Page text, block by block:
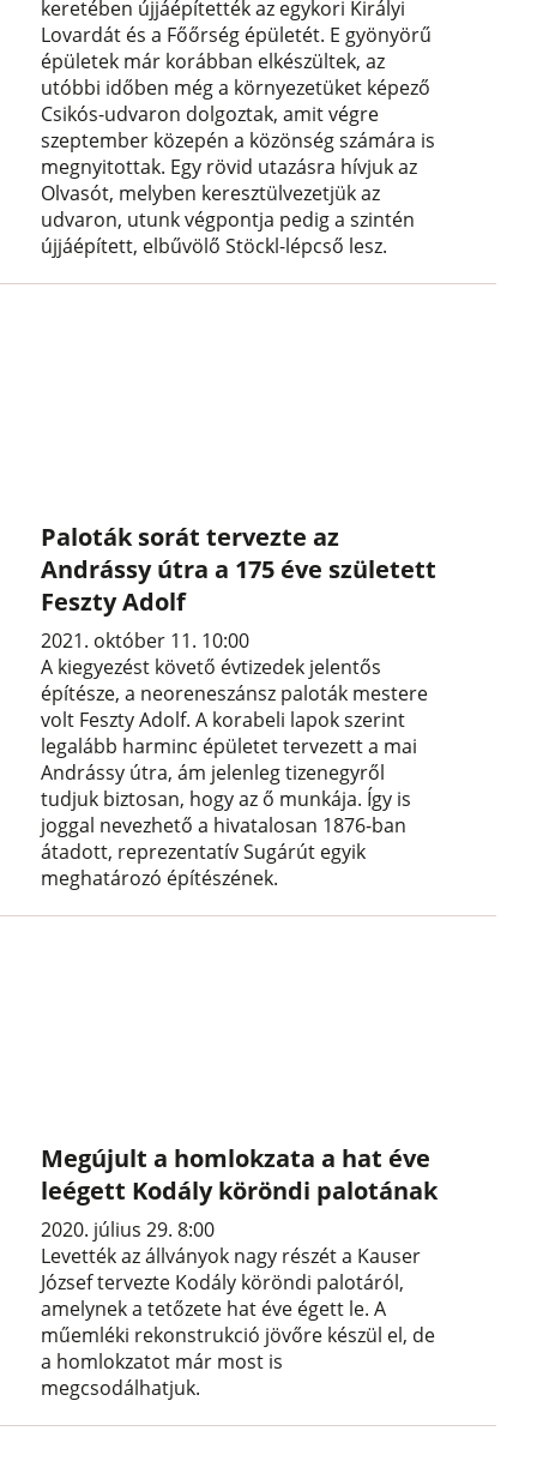
keretében újjáépítették az egykori Királyi
Lovardát és a Főőrség épületét. E gyönyörű
épületek már korábban elkészültek, az
utóbbi időben még a környezetüket képező
Csikós-udvaron dolgoztak, amit végre
szeptember közepén a közönség számára is
megnyitottak. Egy rövid utazásra hívjuk az
Olvasót, melyben keresztülvezetjük az
udvaron, utunk végpontja pedig a szintén
újjáépített, elbűvölő Stöckl-lépcső lesz.
Paloták sorát tervezte az
Andrássy útra a 175 éve született
Feszty Adolf
2021. október 11. 10:00
A kiegyezést követő évtizedek jelentős
építésze, a neoreneszánsz paloták mestere
volt Feszty Adolf. A korabeli lapok szerint
legalább harminc épületet tervezett a mai
Andrássy útra, ám jelenleg tizenegyről
tudjuk biztosan, hogy az ő munkája. Így is
joggal nevezhető a hivatalosan 1876-ban
átadott, reprezentatív Sugárút egyik
meghatározó építészének.
Megújult a homlokzata a hat éve
leégett Kodály köröndi palotának
2020. július 29. 8:00
Levették az állványok nagy részét a Kauser
József tervezte Kodály köröndi palotáról,
amelynek a tetőzete hat éve égett le. A
műemléki rekonstrukció jövőre készül el, de
a homlokzatot már most is
megcsodálhatjuk.